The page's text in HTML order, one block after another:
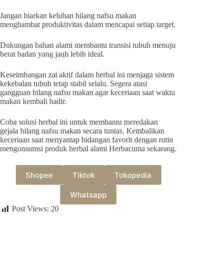
Jangan biarkan keluhan hilang nafsu makan
menghambat produktivitas dalam mencapai setiap target.
Dukungan bahan alami membantu transisi tubuh menuju
berat badan yang jauh lebih ideal.
Keseimbangan zat aktif dalam herbal ini menjaga sistem
kekebalan tubuh tetap stabil selalu. Segera atasi
gangguan hilang nafsu makan agar keceriaan saat waktu
makan kembali hadir.
Coba solusi herbal ini untuk membantu meredakan
gejala hilang nafsu makan secara tuntas. Kembalikan
keceriaan saat menyantap hidangan favorit dengan rutin
mengonsumsi produk herbal alami Herbacuma sekarang.
Shopee Tiktok Tokopedia
Whatsapp
Post Views: 20